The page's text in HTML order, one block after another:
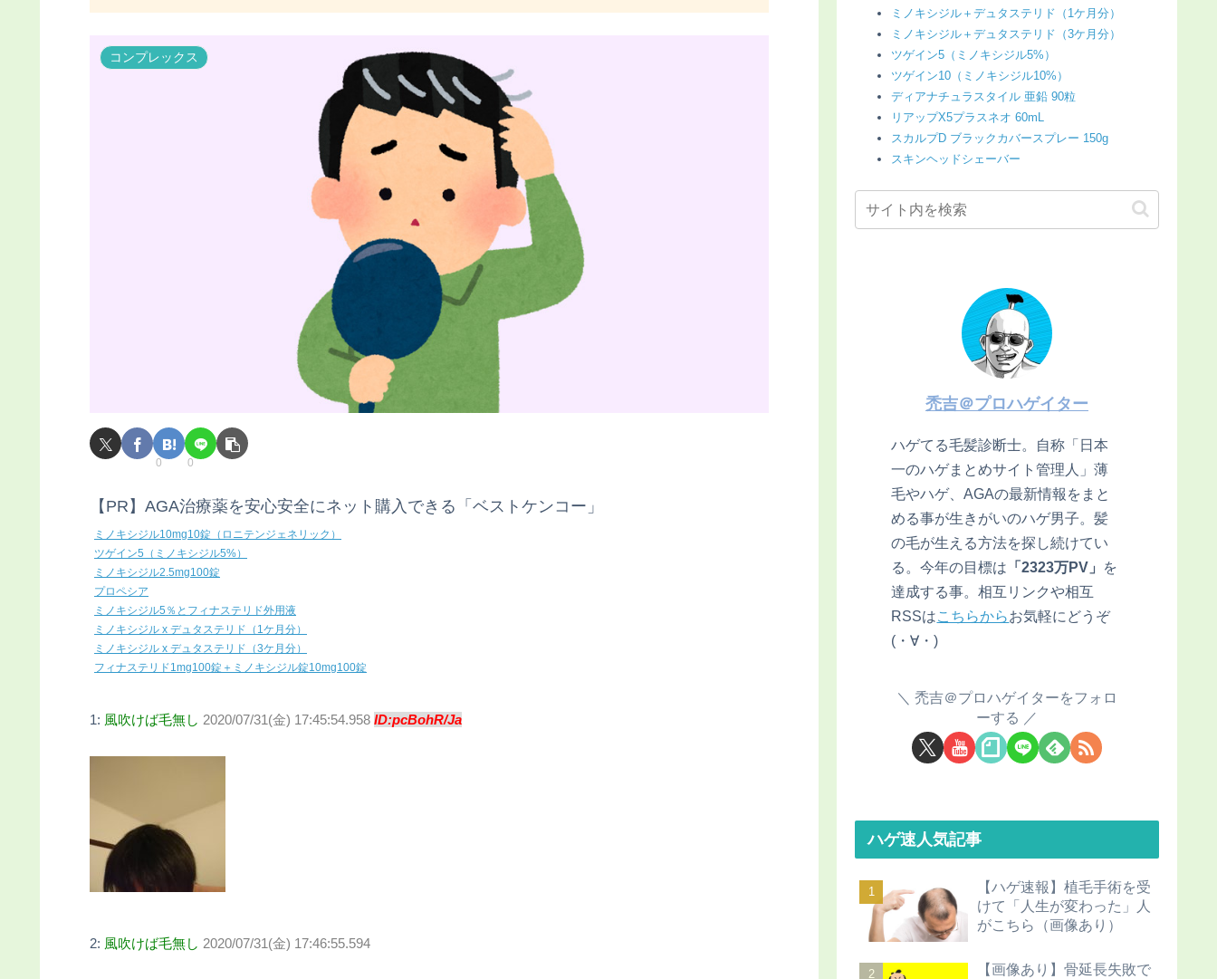
コンプレックス
0 0
【PR】AGA治療薬を安心安全にネット購入できる「ベストケンコー」
ミノキシジル10mg10錠（ロニテンジェネリック）
ツゲイン5（ミノキシジル5%）
ミノキシジル2.5mg100錠
プロペシア
ミノキシジル5％とフィナステリド外用液
ミノキシジル x デュタステリド（1ケ月分）
ミノキシジル x デュタステリド（3ケ月分）
フィナステリド1mg100錠＋ミノキシジル錠10mg100錠
1: 風吹けば毛無し 2020/07/31(金) 17:45:54.958 ID:pcBohR/Ja
2: 風吹けば毛無し 2020/07/31(金) 17:46:55.594
ミノキシジル＋デュタステリド（1ケ月分）
ミノキシジル＋デュタステリド（3ケ月分）
ツゲイン5（ミノキシジル5%）
ツゲイン10（ミノキシジル10%）
ディアナチュラスタイル 亜鉛 90粒
リアップX5プラスネオ 60mL
スカルプD ブラックカバースプレー 150g
スキンヘッドシェーバー
禿吉＠プロハゲイター
ハゲてる毛髪診断士。自称「日本
一のハゲまとめサイト管理人」薄
毛やハゲ、AGAの最新情報をまと
める事が生きがいのハゲ男子。髪
の毛が生える方法を探し続けてい
る。今年の目標は 「2323万PV」 を
達成する事。相互リンクや相互
RSSはこちらからお気軽にどうぞ
(・∀・)
禿吉＠プロハゲイターをフォロ
ーする
ハゲ速人気記事
【ハゲ速報】植毛手術を受
けて「人生が変わった」人
がこちら（画像あり）
【画像あり】骨延長失敗で